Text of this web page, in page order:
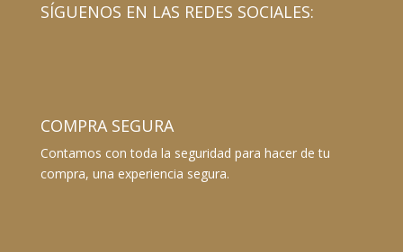
SÍGUENOS EN LAS REDES SOCIALES:
COMPRA SEGURA
Contamos con toda la seguridad para hacer de tu
compra, una experiencia segura.